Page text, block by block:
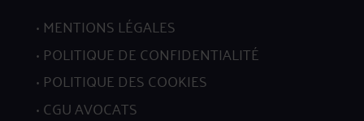
MENTIONS LÉGALES
POLITIQUE DE CONFIDENTIALITÉ
POLITIQUE DES COOKIES
CGU AVOCATS